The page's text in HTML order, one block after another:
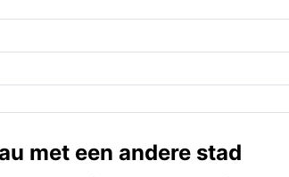
met een andere stad